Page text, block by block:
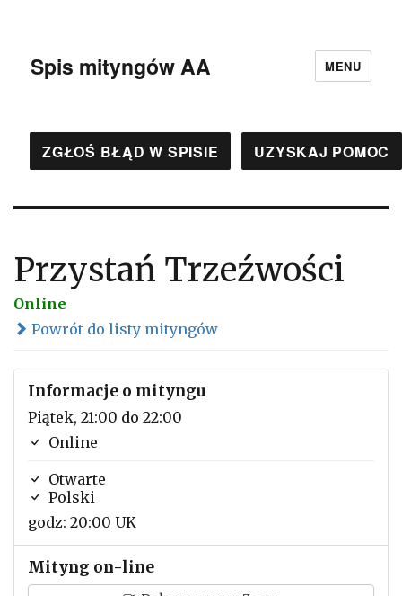
Spis mityngów AA MENU
ZGŁOŚ BŁĄD W SPISIE UZYSKAJ POMOC
Przystań Trzeźwości
Online
Powrót do listy mityngów
Informacje o mityngu
Piątek, 21:00 do 22:00
Online
Otwarte
Polski
godz: 20:00 UK
Mityng on-line